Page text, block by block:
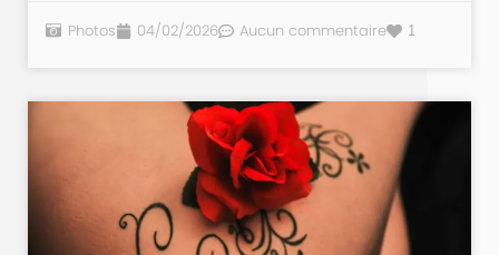
Photos 04/02/2026 Aucun commentaire 1